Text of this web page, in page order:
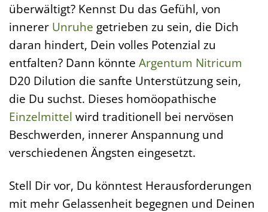
überwältigt? Kennst Du das Gefühl, von
innerer Unruhe getrieben zu sein, die Dich
daran hindert, Dein volles Potenzial zu
entfalten? Dann könnte Argentum Nitricum
D20 Dilution die sanfte Unterstützung sein,
die Du suchst. Dieses homöopathische
Einzelmittel wird traditionell bei nervösen
Beschwerden, innerer Anspannung und
verschiedenen Ängsten eingesetzt.
Stell Dir vor, Du könntest Herausforderungen
mit mehr Gelassenheit begegnen und Deinen